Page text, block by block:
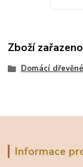
Zboží
Domácí
Informace